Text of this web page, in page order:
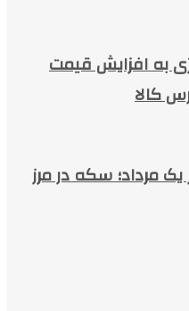
به افزایش قیمت
کالا
مرداد؛ سکه در مرز